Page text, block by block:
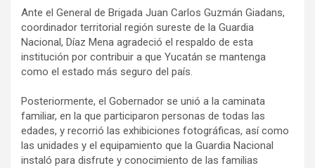
Ante el General de Brigada Juan Carlos Guzmán Giadans,
coordinador territorial región sureste de la Guardia
Nacional, Díaz Mena agradeció el respaldo de esta
institución por contribuir a que Yucatán se mantenga
como el estado más seguro del país.
Posteriormente, el Gobernador se unió a la caminata
familiar, en la que participaron personas de todas las
edades, y recorrió las exhibiciones fotográficas, así como
las unidades y el equipamiento que la Guardia Nacional
instaló para disfrute y conocimiento de las familias